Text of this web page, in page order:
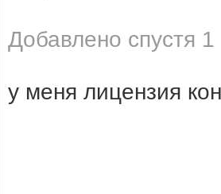
Добавлено спустя
у меня лицензия